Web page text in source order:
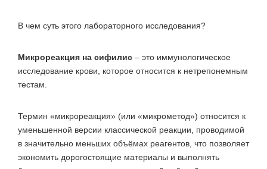
В чем суть этого лабораторного исследования?
Микрореакция на сифилис – это иммунологическое
исследование крови, которое относится к нетрепонемным
тестам.
Термин «микрореакция» (или «микрометод») относится к
уменьшенной версии классической реакции, проводимой
в значительно меньших объёмах реагентов, что позволяет
экономить дорогостоящие материалы и выполнять